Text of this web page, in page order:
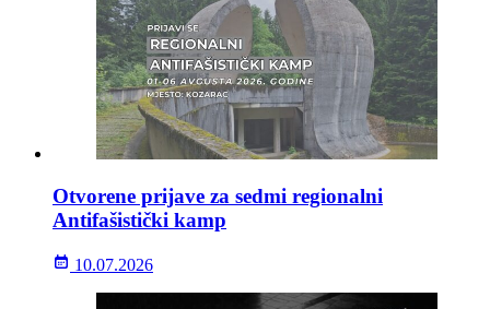
Otvorene prijave za sedmi regionalni
Antifašistički kamp
10.07.2026